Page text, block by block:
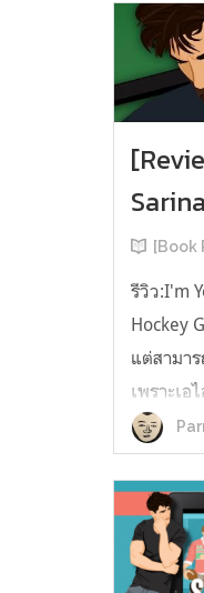
ประมาณ
[Book
รีวิว:I'm
Hockey
แต่สามา
เพราะเอ
มากกว่า
นักกีฬาฮ
ทอมมาโ